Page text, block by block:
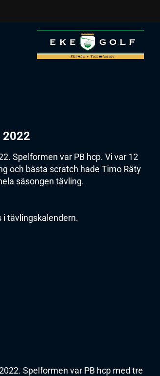
2022
Spelformen var PB hcp. Vi var 12
och bästa scratch hade Timo Räty
säsongen tävling.
i tävlingskalendern.
Spelformen var PB hcp med tre